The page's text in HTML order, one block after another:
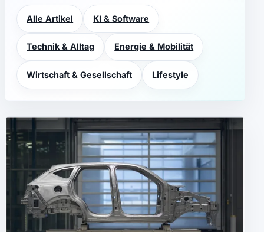
Alle Artikel KI & Software
Technik & Alltag Energie & Mobilität
Wirtschaft & Gesellschaft Lifestyle